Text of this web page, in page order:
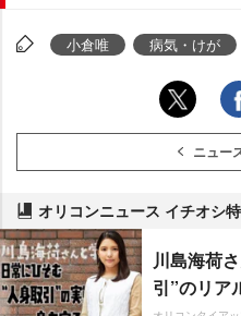
小倉唯 病気・けが
ニュー
オリコンニュース イチオシ
川島海荷
引”のリア